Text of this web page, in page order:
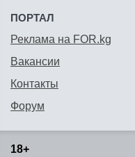
ПОРТАЛ
Реклама на FOR.kg
Вакансии
Контакты
Форум
18+